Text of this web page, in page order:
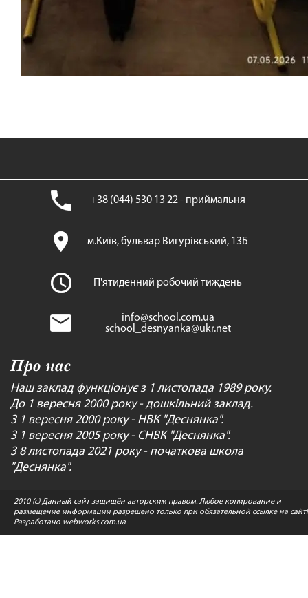
+38 (044) 530 13 22 - приймальня
м.Київ, бульвар Вигурівський, 13Б
П'ятиденний робочий тиждень
info@school.com.ua
school_desnyanka@ukr.net
Про нас
Наш заклад функціонує з 1 листопада 1989 року.
До 1 вересня 2000 року - дошкільний заклад.
З 1 вересня 2000 року - НВК "Деснянка".
З 1 вересня 2005 року - СНВК "Деснянка".
З 8 листопада 2021 року - початкова школа
"Деснянка".
2010 (c) Данный сайт защищён авторским правом. Любое копирование и
размещение информации разрешено только при обязательной ссылке на сайт!
Разработано webworks.com.ua